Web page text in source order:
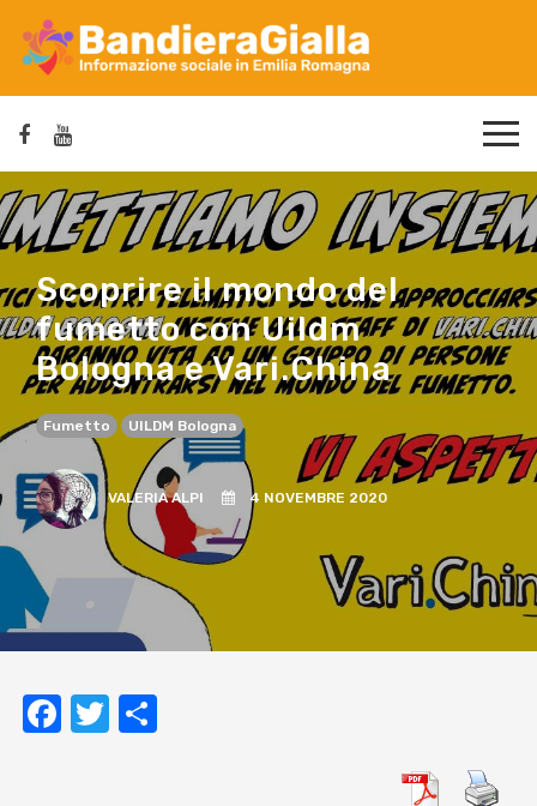
Scoprire il mondo del
fumetto con Uildm
Bologna e Vari.China
Fumetto UILDM Bologna
VALERIA ALPI 4 NOVEMBRE 2020
Facebook
Twitter